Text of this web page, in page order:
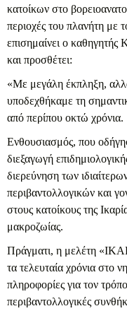
κατοίκων στο
περιοχές του πλανήτη με
επισημαίνει ο καθηγητής
και προσθέτει:
«Με μεγάλη έκπληξη,
υποδεχθήκαμε τη
από περίπου οκτώ χρόνια.
Ενθουσιασμός, που
διεξαγωγή
διερεύνηση των
περιβαντολλογικών και
στους κατοίκους της
μακροζωίας.
Πράγματι, η μελέτη
τα τελευταία χρόνια στο
πληροφορίες για τον τρόπο
περιβαντολλογικές